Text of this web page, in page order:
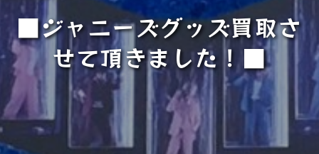
■ジャニーズグッズ買取さ
せて頂きました！■